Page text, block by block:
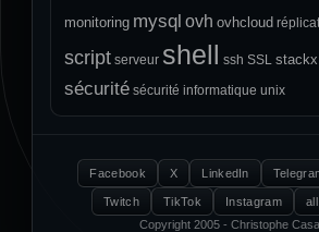
monitoring mysql ovh ovhcloud
script serveur shell ssh SSL stackx
sécurité sécurité informatique unix
Facebook X LinkedIn
Twitch TikTok Instagram
Copyright 2005 - Christophe